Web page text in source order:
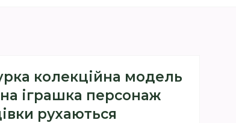
колекційна модель
іграшка персонаж
рухаються